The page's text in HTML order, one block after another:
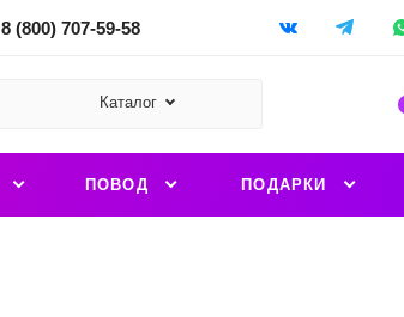
8 (800) 707-59-58
Каталог
ПОВОД ПОДАРКИ